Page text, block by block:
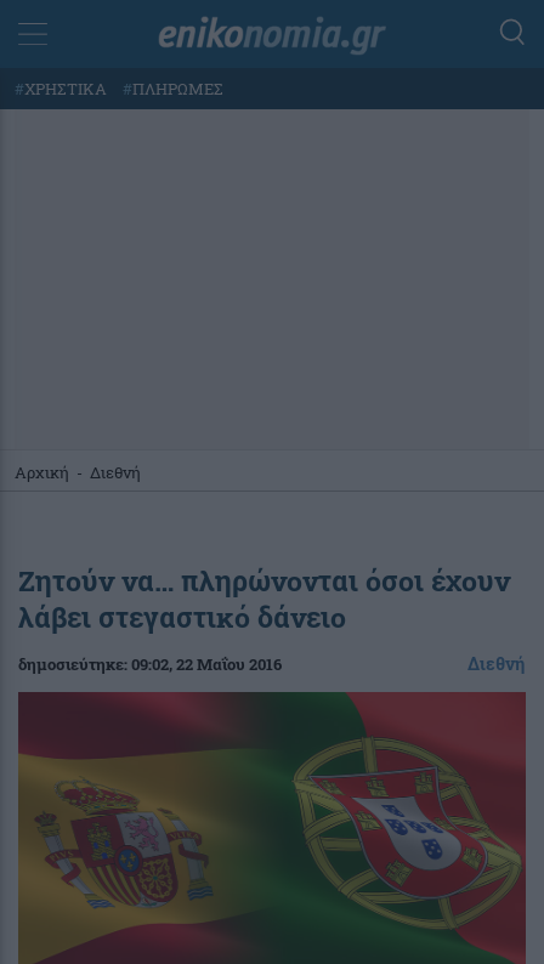
#ΧΡΗΣΤΙΚΑ #ΠΛΗΡΩΜΕΣ
Αρχική - Διεθνή
Ζητούν να… πληρώνονται όσοι έχουν
λάβει στεγαστικό δάνειο
δημοσιεύτηκε:09:02, 22 Μαΐου 2016 Διεθνή